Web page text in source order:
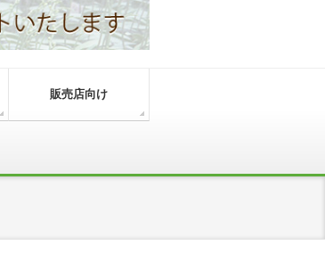
販売店向け